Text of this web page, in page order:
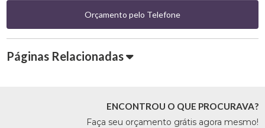
Orçamento pelo Telefone
Páginas Relacionadas
ENCONTROU O QUE PROCURAVA?
Faça seu orçamento grátis agora mesmo!